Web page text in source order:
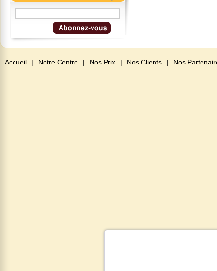
Accueil | Notre Centre | Nos Prix | Nos Clients | Nos